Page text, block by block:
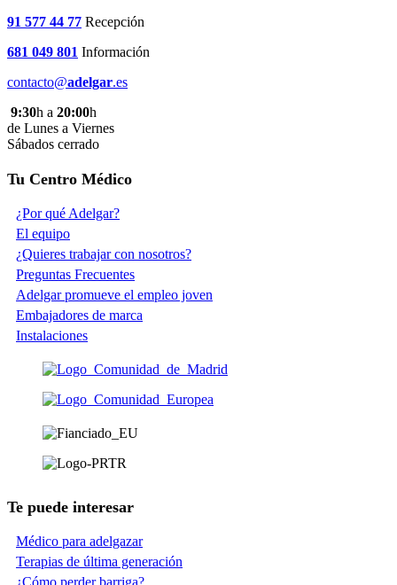
91 577 44 77 Recepción
681 049 801 Información
contacto@adelgar.es
9:30h a 20:00h
de Lunes a Viernes
Sábados cerrado
Tu Centro Médico
¿Por qué Adelgar?
El equipo
¿Quieres trabajar con nosotros?
Preguntas Frecuentes
Adelgar promueve el empleo joven
Embajadores de marca
Instalaciones
Te puede interesar
Médico para adelgazar
Terapias de última generación
¿Cómo perder barriga?